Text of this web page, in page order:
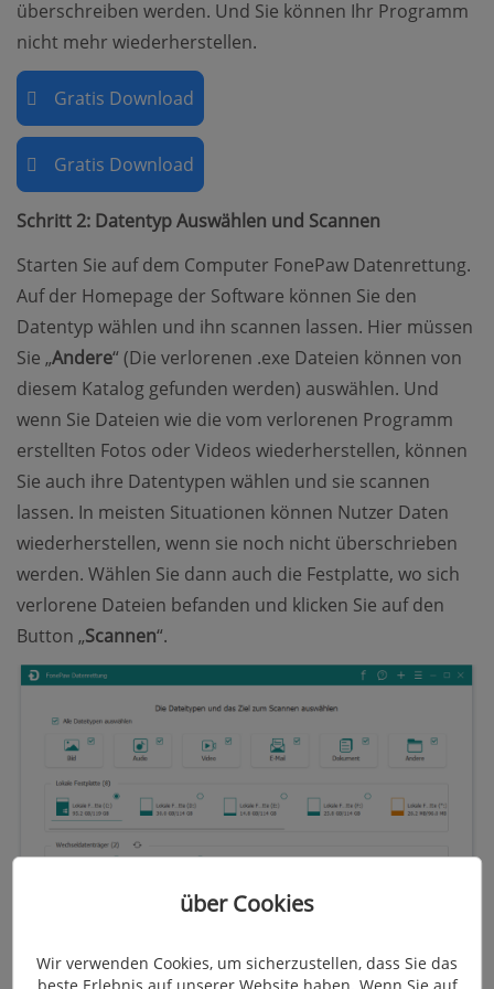
überschreiben werden. Und Sie können Ihr Programm
nicht mehr wiederherstellen.
Gratis Download
Gratis Download
Schritt 2: Datentyp Auswählen und Scannen
Starten Sie auf dem Computer FonePaw Datenrettung.
Auf der Homepage der Software können Sie den
Datentyp wählen und ihn scannen lassen. Hier müssen
Sie „Andere“ (Die verlorenen .exe Dateien können von
diesem Katalog gefunden werden) auswählen. Und
wenn Sie Dateien wie die vom verlorenen Programm
erstellten Fotos oder Videos wiederherstellen, können
Sie auch ihre Datentypen wählen und sie scannen
lassen. In meisten Situationen können Nutzer Daten
wiederherstellen, wenn sie noch nicht überschrieben
werden. Wählen Sie dann auch die Festplatte, wo sich
verlorene Dateien befanden und klicken Sie auf den
Button „Scannen“.
über Cookies
Wir verwenden Cookies, um sicherzustellen, dass Sie das